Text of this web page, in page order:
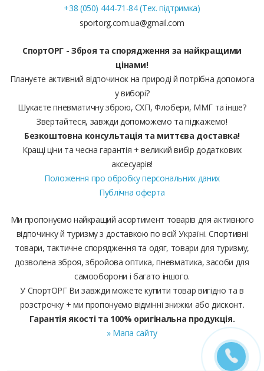
+38 (050) 444-71-84 (Тех. підтримка)
sportorg.com.ua@gmail.com
СпортОРГ - Зброя та спорядження за найкращими
цінами!
Плануєте активний відпочинок на природі й потрібна допомога
у виборі?
Шукаєте пневматичну зброю, СХП, Флобери, ММГ та інше?
Звертайтеся, завжди допоможемо та підкажемо!
Безкоштовна консультація та миттєва доставка!
Кращі ціни та чесна гарантія + великий вибір додаткових
аксесуарів!
Положення про обробку персональних даних
Публічна оферта
Ми пропонуємо найкращий асортимент товарів для активного
відпочинку й туризму з доставкою по всій Україні. Спортивні
товари, тактичне спорядження та одяг, товари для туризму,
дозволена зброя, збройова оптика, пневматика, засоби для
самооборони і багато іншого.
У СпортОРГ Ви завжди можете купити товар вигідно та в
розстрочку + ми пропонуємо відмінні знижки або дисконт.
Гарантія якості та 100% оригінальна продукція.
» Мапа сайту